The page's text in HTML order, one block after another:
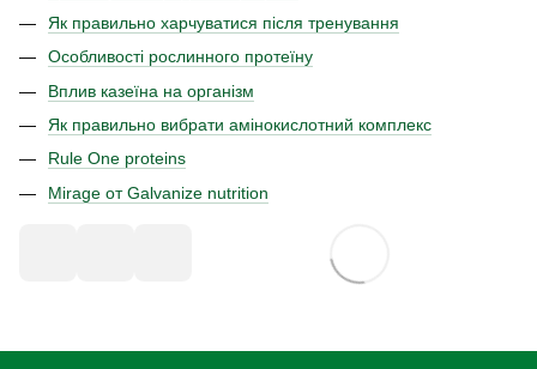
Як правильно харчуватися після тренування
Особливості рослинного протеїну
Вплив казеїна на організм
Як правильно вибрати амінокислотний комплекс
Rule One proteins
Mirage от Galvanize nutrition